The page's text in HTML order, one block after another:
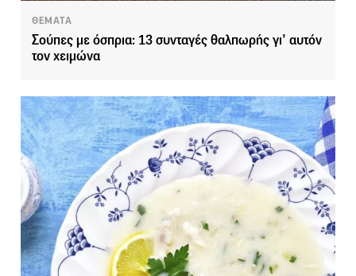
ΘΕΜΑΤΑ
Σούπες με όσπρια: 13 συνταγές θαλπωρής γι’ αυτόν
τον χειμώνα